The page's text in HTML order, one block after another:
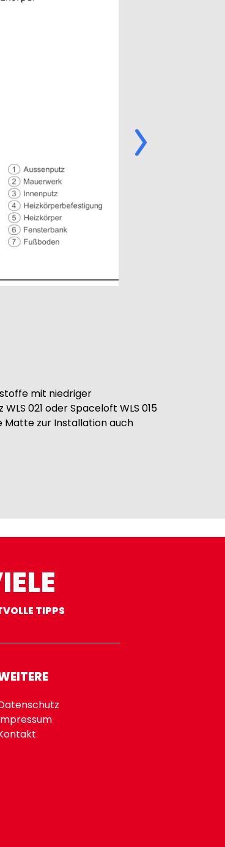
mit niedriger
WLS 021 oder Spaceloft WLS 015
Matte zur Installation auch
TIPPS